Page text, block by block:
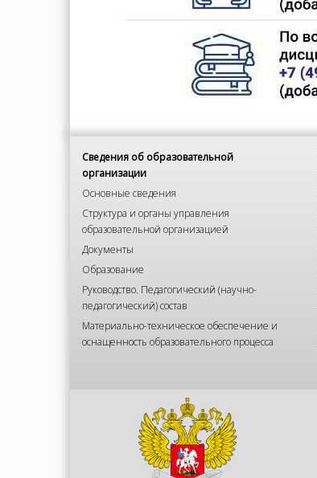
Сведения об образовательной
организации
Основные сведения
Структура и органы управления
образовательной организацией
Документы
Образование
Руководство. Педагогический (научно-
педагогический) состав
Материально-техническое обеспечение и
оснащенность образовательного процесса